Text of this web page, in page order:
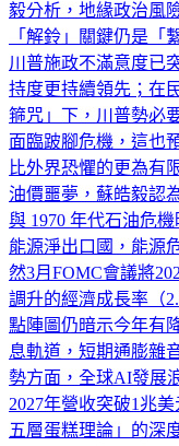
毅分析，地緣政治風
「解鈴」關鍵仍是「
川普施政不滿意度已
持度更持續領先；在
箍咒」下，川普勢必
面臨跛腳危機，這也
比外界恐懼的更為有
油價噩夢，蘇皓毅認
與 1970 年代石油危
能源淨出口國，能源
然3月FOMC會議將
調升的經濟成長率（
點陣圖仍暗示今年有
息軌道，短期通膨雜
勢方面，全球AI發展
2027年營收突破1兆
五層蛋糕理論」的深